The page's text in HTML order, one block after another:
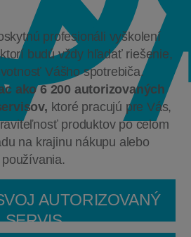
profesionáli vyškolení
budú vždy hľadať riešenie,
Vášho spotrebiča.
ako 6 200 autorizovaných
ktoré pracujú pre Vás,
produktov po celom
na krajinu nákupu alebo
používania.
AUTORIZOVANÝ
SERVIS